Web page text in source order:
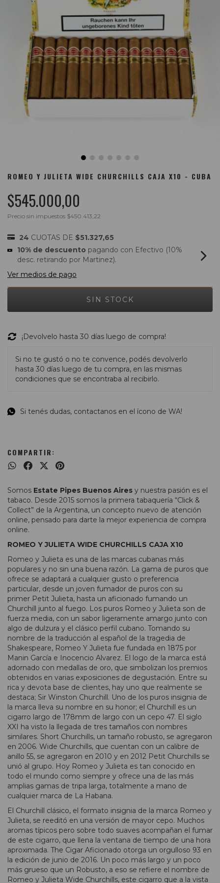
ROMEO Y JULIETA WIDE CHURCHILLS CAJA X10 - CUBA
$545.000,00
Precio sin impuestos $450.413,22
24 CUOTAS DE $51.327,65
10% de descuento pagando con Efectivo (10%
desc. retirando por Martinez).
Ver medios de pago
¡Devolvelo hasta 30 días luego de compra!
Si no te gustó o no te convence, podés devolverlo
hasta 30 días luego de tu compra, en las mismas
condiciones que se encontraba al recibirlo.
Si tenés dudas, contactanos en el ícono de WA!
COMPARTIR:
Somos Estate Pipes Buenos Aires y nuestra pasión es el
tabaco. Desde 2015 somos la primera tabaquería “Click &
Collect” de la Argentina, un concepto nuevo de atención
online, pensado para darte la mejor experiencia de compra
online.
ROMEO Y JULIETA WIDE CHURCHILLS CAJA X10
Romeo y Julieta es una de las marcas cubanas más
populares y no sin una buena razón. La gama de puros que
ofrece se adaptará a cualquier gusto o preferencia
particular, desde un joven fumador de puros con su
primer Petit Julieta, hasta un aficionado fumando un
Churchill junto al fuego. Los puros Romeo y Julieta son de
fuerza media, con un sabor ligeramente amargo junto con
algo de dulzura y el clásico perfil cubano. Tomando su
nombre de la traducción al español de la tragedia de
Shakespeare, Romeo Y Julieta fue fundada en 1875 por
Manin García e Inocencio Alvarez. El logo de la marca está
adornado con medallas de oro, que simbolizan los premios
obtenidos en varias exposiciones de degustación. Entre su
rica y devota base de clientes, hay uno que realmente se
destaca; Sir Winston Churchill. Uno de los puros insignia de
la marca lleva su nombre en su honor; el Churchill es un
cigarro largo de 178mm de largo con un cepo 47. El siglo
XXI ha visto la llegada de tres tamaños con nombres
similares. Short Churchills, un tamaño robusto, se agregaron
en 2006. Wide Churchills, que cuentan con un calibre de
anillo 55, se agregaron en 2010 y en 2012 Petit Churchills se
unió al grupo. Hoy Romeo y Julieta es tan conocido en
todo el mundo como siempre y ofrece una de las más
amplias gamas de tripa larga, totalmente a mano de
cualquier marca de La Habana.
El Churchill clásico, el formato insignia de la marca Romeo y
Julieta, se reeditó en una versión de mayor cepo. Muchos
aromas típicos pero sobre todo suaves acompañan el fumar
de este cigarro, que llena la ventana de tiempo de una hora
aproximada. The Cigar Aficionado otorga un orgulloso 93 en
la edición de junio de 2016. Un poco más largo y un poco
más grueso que un Robusto, a eso se refiere el nombre de
Romeo y Julieta Wide Churchills, este cigarro que a la vista